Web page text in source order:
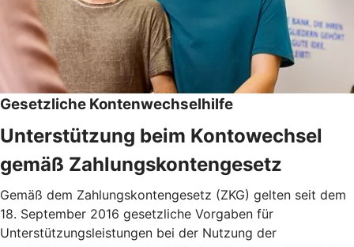
Gesetzliche Kontenwechselhilfe
Unterstützung beim Kontowechsel
gemäß Zahlungskontengesetz
Gemäß dem Zahlungskontengesetz (ZKG) gelten seit dem
18. September 2016 gesetzliche Vorgaben für
Unterstützungsleistungen bei der Nutzung der